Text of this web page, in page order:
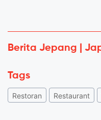
Berita Jepang |
Tags
Restoran Restaurant